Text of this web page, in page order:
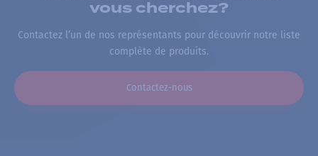
vous cherchez?
Contactez l’un de nos représentants pour découvrir notre liste
complète de produits.
Contactez-nous